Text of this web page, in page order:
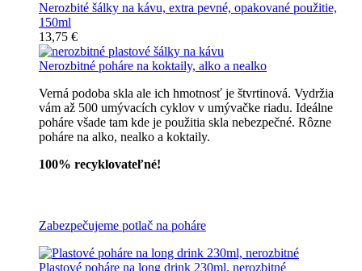
Nerozbité šálky na kávu, extra pevné, opakované použitie,
150ml
13,75 €
Nerozbitné poháre na koktaily, alko a nealko
Verná podoba skla ale ich hmotnosť je štvrtinová. Vydržia
vám až 500 umývacích cyklov v umývačke riadu. Ideálne
poháre všade tam kde je použitia skla nebezpečné. Rôzne
poháre na alko, nealko a koktaily.
100% recyklovateľné!
Zabezpečujeme potlač na poháre
Plastové poháre na long drink 230ml, nerozbitné